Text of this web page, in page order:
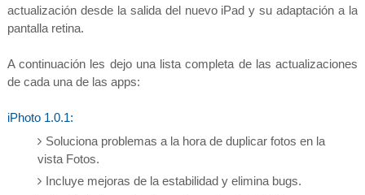
actualización desde la salida del nuevo iPad y su adaptación a la
pantalla retina.
A continuación les dejo una lista completa de las actualizaciones
de cada una de las apps:
iPhoto 1.0.1:
Soluciona problemas a la hora de duplicar fotos en la
vista Fotos.
Incluye mejoras de la estabilidad y elimina bugs.